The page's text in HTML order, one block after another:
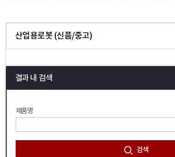
산업용로봇 (신품/중고)
결과 내 검색
제품명
검색